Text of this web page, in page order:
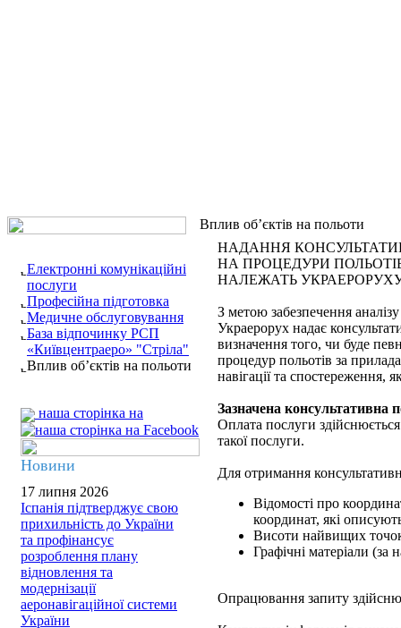
Електронні комунікаційні
послуги
Професійна підготовка
Медичне обслуговування
База відпочинку РСП
«Київцентраеро» "Стріла"
Вплив об’єктів на польоти
наша сторінка на
Новини
17 липня 2026
Іспанія підтверджує свою
прихильність до України
та профінансує
розроблення плану
відновлення та
модернізації
аеронавігаційної системи
України
Вплив об’єктів на польоти
НАДАННЯ
НА ПРОЦЕДУРИ
НАЛЕЖАТЬ
З метою забезпечення
Украерорух надає
визначення того, чи буде
процедур польотів за
навігації та спостереження,
Зазначена консультативна
Оплата послуги
такої послуги.
Для отримання
Відомості про
координат, які
Висоти найвищих точок
Графічні матеріали (за
Опрацювання запиту